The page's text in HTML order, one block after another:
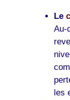
Le
Au-
les